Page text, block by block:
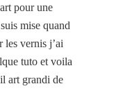
pour une
mise quand
les vernis j’ai
tuto et voila
art grandi de